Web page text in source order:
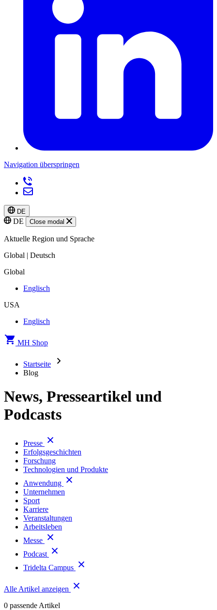
Navigation überspringen
DE
DE Close modal
Aktuelle Region und Sprache
Global | Deutsch
Global
Englisch
USA
Englisch
MH Shop
Startseite
Blog
News, Presseartikel und
Podcasts
Presse
Erfolgsgeschichten
Forschung
Technologien und Produkte
Anwendung
Unternehmen
Sport
Karriere
Veranstaltungen
Arbeitsleben
Messe
Podcast
Tridelta Campus
Alle Artikel anzeigen
0 passende Artikel